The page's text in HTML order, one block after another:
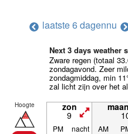
laatste 6 dagennu
Next 3 days weather
Zware regen (totaal
zondagavond. Zeer
zondagmiddag, min
zal licht zijn over het
Hoogte zon
9
PM nacht AM